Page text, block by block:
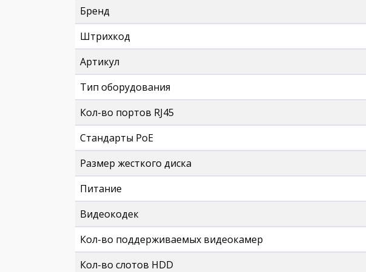
Бренд
Штрихкод
Артикул
Тип оборудования
Кол-во портов RJ45
Стандарты PoE
Размер жесткого диска
Питание
Видеокодек
Кол-во поддерживаемых видеокамер
Кол-во слотов HDD